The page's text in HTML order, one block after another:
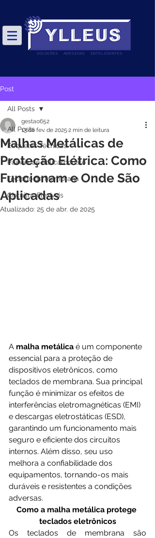
Post
All Posts
Etiquetas Técnicas
Painéis de Policarbonato
Teclado de Membrana
Circuitos Flexíveis
All Posts
Malhas Metálicas de
Proteção Elétrica: Como
Funcionam e Onde São
Aplicadas
gestao652
13 de fev. de 2025 2 min de leitura
Atualizado: 25 de abr. de 2025
A malha metálica é um componente
essencial para a proteção de
dispositivos eletrônicos, como
teclados de membrana. Sua principal
função é minimizar os efeitos de
interferências eletromagnéticas (EMI)
e descargas eletrostáticas (ESD),
garantindo um funcionamento mais
seguro e eficiente dos circuitos
internos. Além disso, seu uso
melhora a confiabilidade dos
equipamentos, tornando-os mais
duráveis e resistentes a condições
adversas.
Como a malha metálica protege
teclados eletrônicos
Os teclados de membrana são